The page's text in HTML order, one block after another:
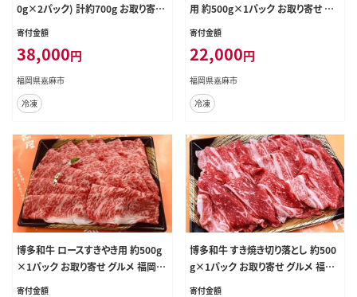
0g×2パック) 計約700g お取り寄せ
グルメ 福岡 お土産 九州 九州産 福
岡県産
寄付金額
38,000円
福岡県嘉麻市
冷凍
用 約500g×1パック お取り寄せ グ
ルメ 福岡 お土産 九州 九州産 福岡
寄付金額
22,000円
福岡県嘉麻市
冷凍
博多和牛 ロースすきやき用 約500g
×1パック お取り寄せ グルメ 福岡
お土産 九州 九州産 福岡県産
寄付金額
博多和牛 すき焼き切り落とし 約500
g×1パック お取り寄せ グルメ 福岡
お土産 九州 九州産 福岡県産
寄付金額